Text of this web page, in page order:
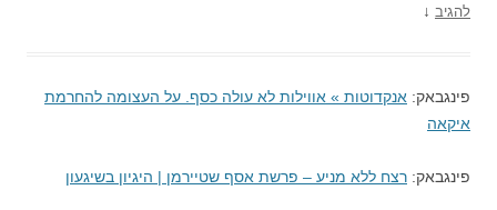
להגיב ↓
פינגבאק: אנקדוטות » אווילות לא עולה כסף. על העצומה להחרמת
איקאה
פינגבאק: רצח ללא מניע – פרשת אסף שטיירמן | היגיון בשיגעון